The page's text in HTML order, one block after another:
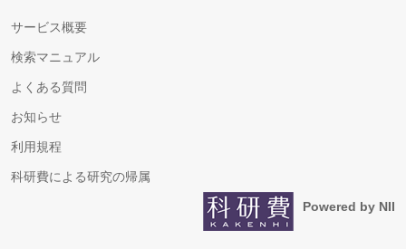
サービス概要
検索マニュアル
よくある質問
お知らせ
利用規程
科研費による研究の帰属
Powered by NII